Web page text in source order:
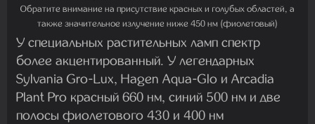
Обратите внимание на присутствие красных и голубых областей, а
также значительное излучение ниже 450 нм (фиолетовый)
У специальных растительных ламп спектр
более акцентированный. У легендарных
Sylvania Gro-Lux, Hagen Aqua-Glo и Arcadia
Plant Pro красный 660 нм, синий 500 нм и две
полосы фиолетового 430 и 400 нм